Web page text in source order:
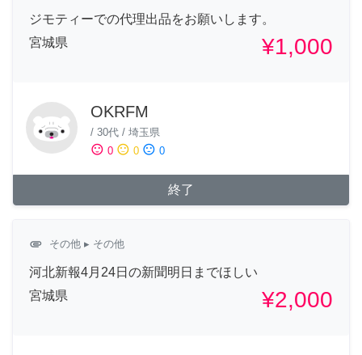
ジモティーでの代理出品をお願いします。
宮城県
¥1,000
OKRFM
/ 30代 / 埼玉県
sentiment_satisfied 0 sentiment_neutral 0 sentiment_dissatisfied 0
終了
attachment その他 ▸ その他
河北新報4月24日の新聞明日までほしい
宮城県
¥2,000